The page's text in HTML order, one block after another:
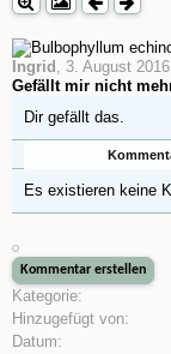
Ingrid , 3. August 2016
Gefällt mir nicht
Dir gefällt das.
Es existieren keine
Kategorie:
Hinzugefügt von:
Datum: